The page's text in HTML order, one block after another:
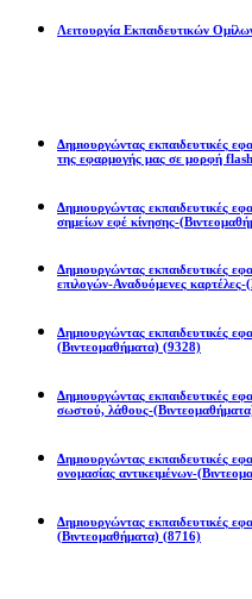
Λειτουργία Εκπαιδευτικών
Δημιουργώντας εκπαιδευτικές
της εφαρμογής μας σε μορφή
Δημιουργώντας εκπαιδευτικές
σημείων εφέ κίνησης-
Δημιουργώντας εκπαιδευτικές
επιλογών-Αναδυόμενες καρτέλες-
Δημιουργώντας εκπαιδευτικές
(Βιντεομαθήματα) (9328)
Δημιουργώντας εκπαιδευτικές
σωστού, λάθους-
Δημιουργώντας εκπαιδευτικές
ονομασίας αντικειμένων-
Δημιουργώντας εκπαιδευτικές
(Βιντεομαθήματα) (8716)